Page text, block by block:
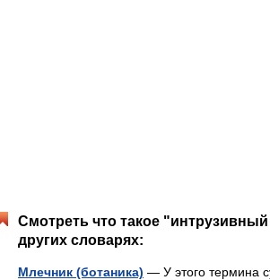
Смотреть что такое "интрузивный
других словарях:
Млечник (ботаника) — У этого термина